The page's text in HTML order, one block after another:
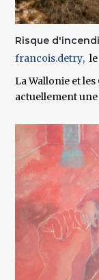
Risque
francois.detry
La Wallonie et
actuellement